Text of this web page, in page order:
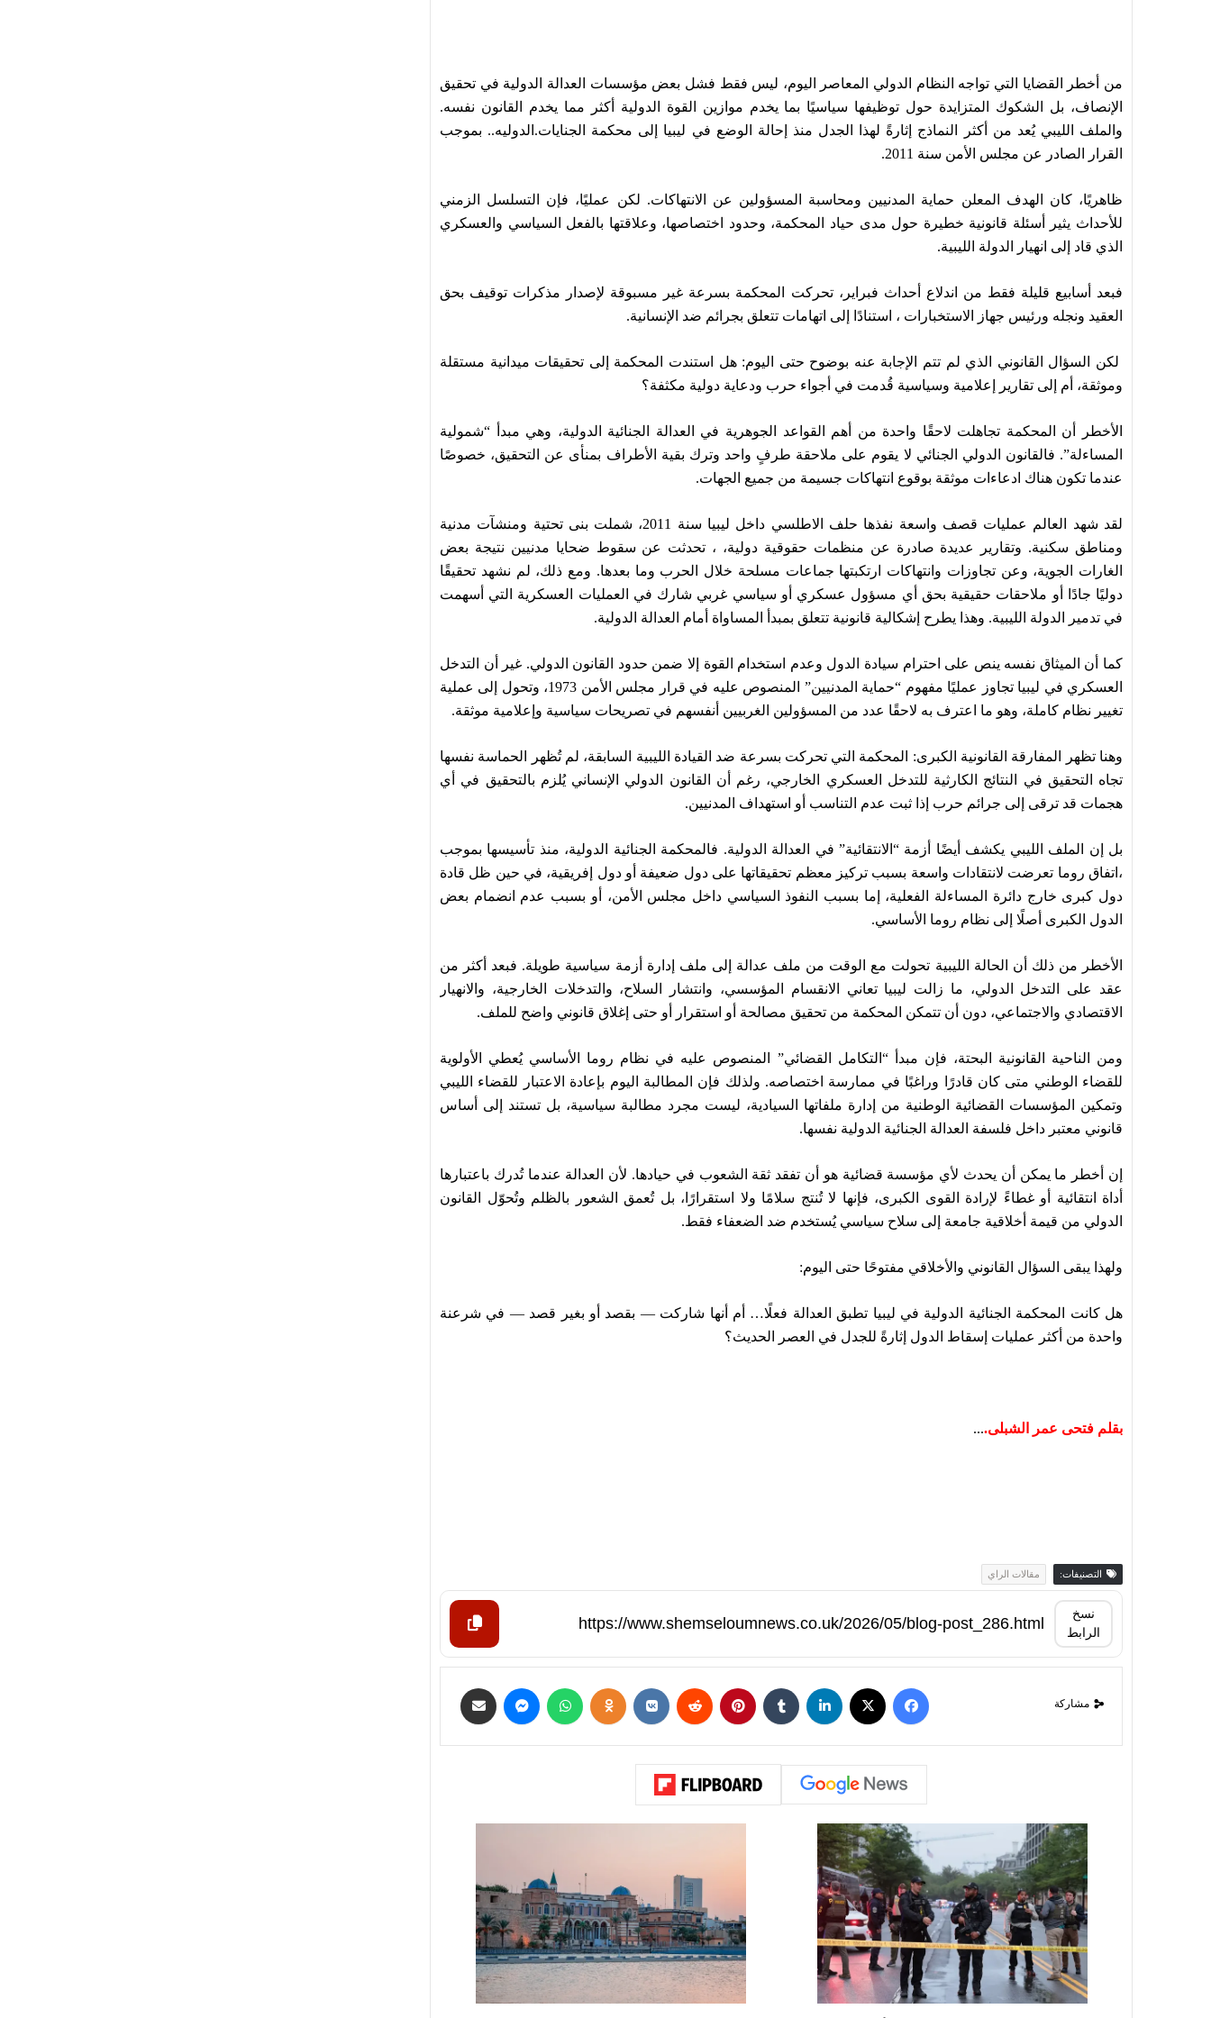
من أخطر القضايا التي تواجه النظام الدولي المعاصر اليوم، ليس فقط فشل بعض مؤسسات العدالة الدولية في تحقيق
الإنصاف، بل الشكوك المتزايدة حول توظيفها سياسيًا بما يخدم موازين القوة الدولية أكثر مما يخدم القانون نفسه.
والملف الليبي يُعد من أكثر النماذج إثارةً لهذا الجدل منذ إحالة الوضع في ليبيا إلى محكمة الجنايات.الدوليه.. بموجب
القرار الصادر عن مجلس الأمن سنة 2011.
ظاهريًا، كان الهدف المعلن حماية المدنيين ومحاسبة المسؤولين عن الانتهاكات. لكن عمليًا، فإن التسلسل الزمني
للأحداث يثير أسئلة قانونية خطيرة حول مدى حياد المحكمة، وحدود اختصاصها، وعلاقتها بالفعل السياسي والعسكري
الذي قاد إلى انهيار الدولة الليبية.
فبعد أسابيع قليلة فقط من اندلاع أحداث فبراير، تحركت المحكمة بسرعة غير مسبوقة لإصدار مذكرات توقيف بحق
العقيد ونجله ورئيس جهاز الاستخبارات ، استنادًا إلى اتهامات تتعلق بجرائم ضد الإنسانية.
لكن السؤال القانوني الذي لم تتم الإجابة عنه بوضوح حتى اليوم: هل استندت المحكمة إلى تحقيقات ميدانية مستقلة
وموثقة، أم إلى تقارير إعلامية وسياسية قُدمت في أجواء حرب ودعاية دولية مكثفة؟
الأخطر أن المحكمة تجاهلت لاحقًا واحدة من أهم القواعد الجوهرية في العدالة الجنائية الدولية، وهي مبدأ “شمولية
المساءلة”. فالقانون الدولي الجنائي لا يقوم على ملاحقة طرفٍ واحد وترك بقية الأطراف بمنأى عن التحقيق، خصوصًا
عندما تكون هناك ادعاءات موثقة بوقوع انتهاكات جسيمة من جميع الجهات.
لقد شهد العالم عمليات قصف واسعة نفذها حلف الاطلسي داخل ليبيا سنة 2011، شملت بنى تحتية ومنشآت مدنية
ومناطق سكنية. وتقارير عديدة صادرة عن منظمات حقوقية دولية، ، تحدثت عن سقوط ضحايا مدنيين نتيجة بعض
الغارات الجوية، وعن تجاوزات وانتهاكات ارتكبتها جماعات مسلحة خلال الحرب وما بعدها. ومع ذلك، لم نشهد تحقيقًا
دوليًا جادًا أو ملاحقات حقيقية بحق أي مسؤول عسكري أو سياسي غربي شارك في العمليات العسكرية التي أسهمت
في تدمير الدولة الليبية. وهذا يطرح إشكالية قانونية تتعلق بمبدأ المساواة أمام العدالة الدولية.
كما أن الميثاق نفسه ينص على احترام سيادة الدول وعدم استخدام القوة إلا ضمن حدود القانون الدولي. غير أن التدخل
العسكري في ليبيا تجاوز عمليًا مفهوم “حماية المدنيين” المنصوص عليه في قرار مجلس الأمن 1973، وتحول إلى عملية
تغيير نظام كاملة، وهو ما اعترف به لاحقًا عدد من المسؤولين الغربيين أنفسهم في تصريحات سياسية وإعلامية موثقة.
وهنا تظهر المفارقة القانونية الكبرى: المحكمة التي تحركت بسرعة ضد القيادة الليبية السابقة، لم تُظهر الحماسة نفسها
تجاه التحقيق في النتائج الكارثية للتدخل العسكري الخارجي، رغم أن القانون الدولي الإنساني يُلزم بالتحقيق في أي
هجمات قد ترقى إلى جرائم حرب إذا ثبت عدم التناسب أو استهداف المدنيين.
بل إن الملف الليبي يكشف أيضًا أزمة “الانتقائية” في العدالة الدولية. فالمحكمة الجنائية الدولية، منذ تأسيسها بموجب
،اتفاق روما تعرضت لانتقادات واسعة بسبب تركيز معظم تحقيقاتها على دول ضعيفة أو دول إفريقية، في حين ظل قادة
دول كبرى خارج دائرة المساءلة الفعلية، إما بسبب النفوذ السياسي داخل مجلس الأمن، أو بسبب عدم انضمام بعض
الدول الكبرى أصلًا إلى نظام روما الأساسي.
الأخطر من ذلك أن الحالة الليبية تحولت مع الوقت من ملف عدالة إلى ملف إدارة أزمة سياسية طويلة. فبعد أكثر من
عقد على التدخل الدولي، ما زالت ليبيا تعاني الانقسام المؤسسي، وانتشار السلاح، والتدخلات الخارجية، والانهيار
الاقتصادي والاجتماعي، دون أن تتمكن المحكمة من تحقيق مصالحة أو استقرار أو حتى إغلاق قانوني واضح للملف.
ومن الناحية القانونية البحتة، فإن مبدأ “التكامل القضائي” المنصوص عليه في نظام روما الأساسي يُعطي الأولوية
للقضاء الوطني متى كان قادرًا وراغبًا في ممارسة اختصاصه. ولذلك فإن المطالبة اليوم بإعادة الاعتبار للقضاء الليبي
وتمكين المؤسسات القضائية الوطنية من إدارة ملفاتها السيادية، ليست مجرد مطالبة سياسية، بل تستند إلى أساس
قانوني معتبر داخل فلسفة العدالة الجنائية الدولية نفسها.
إن أخطر ما يمكن أن يحدث لأي مؤسسة قضائية هو أن تفقد ثقة الشعوب في حيادها. لأن العدالة عندما تُدرك باعتبارها
أداة انتقائية أو غطاءً لإرادة القوى الكبرى، فإنها لا تُنتج سلامًا ولا استقرارًا، بل تُعمق الشعور بالظلم وتُحوّل القانون
الدولي من قيمة أخلاقية جامعة إلى سلاح سياسي يُستخدم ضد الضعفاء فقط.
ولهذا يبقى السؤال القانوني والأخلاقي مفتوحًا حتى اليوم:
هل كانت المحكمة الجنائية الدولية في ليبيا تطبق العدالة فعلًا… أم أنها شاركت — بقصد أو بغير قصد — في شرعنة
واحدة من أكثر عمليات إسقاط الدول إثارةً للجدل في العصر الحديث؟
بقلم فتحى عمر الشبلى....
التصنيفات: مقالات الراي
نسخ
الرابط
مشاركة